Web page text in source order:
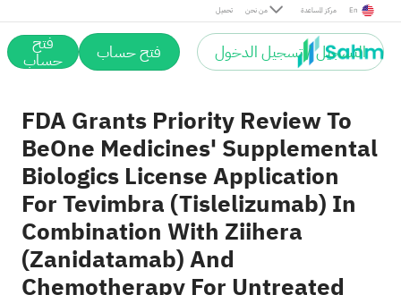
تحميل من نحن مركز المساعدة En
التسجيل / تسجيل الدخول فتح حساب فتح
حساب
FDA Grants Priority Review To
BeOne Medicines' Supplemental
Biologics License Application
For Tevimbra (Tislelizumab) In
Combination With Ziihera
(Zanidatamab) And
Chemotherapy For Untreated